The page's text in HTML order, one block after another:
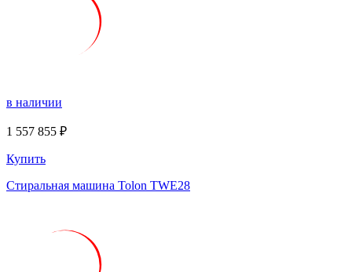
в наличии
1 557 855 ₽
Купить
Стиральная машина Tolon TWE28